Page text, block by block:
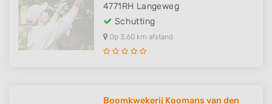
4771RH Langeweg
Schutting
Op 3,60 km afstand
Boomkwekerij Koomans van den